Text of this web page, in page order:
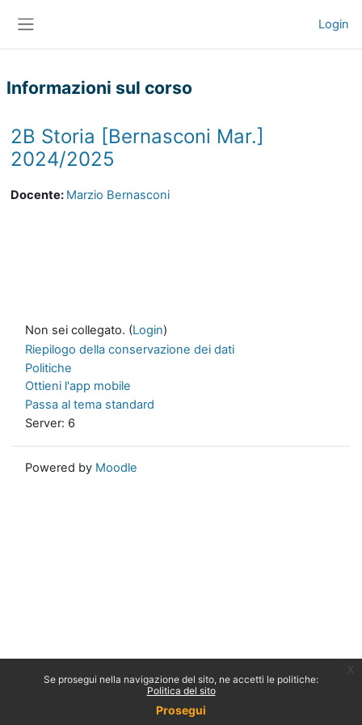
Se prosegui nella navigazione del sito, ne accetti le politiche:
Politica del sito
Prosegui
Login
Informazioni sul corso
2B Storia [Bernasconi Mar.]
2024/2025
Docente: Marzio Bernasconi
Non sei collegato. (Login)
Riepilogo della conservazione dei dati
Politiche
Ottieni l'app mobile
Passa al tema standard
Server: 6
Powered by Moodle